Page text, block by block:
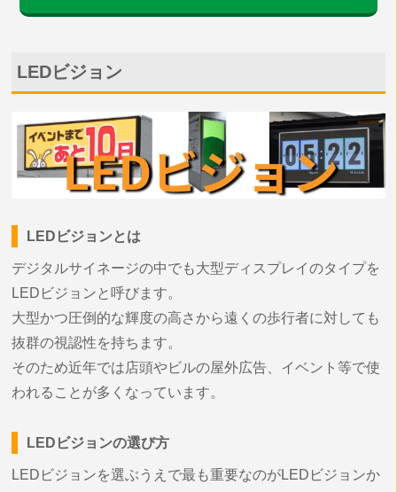
LEDビジョン
LEDビジョンとは
デジタルサイネージの中でも大型ディスプレイのタイプを
LEDビジョンと呼びます。
大型かつ圧倒的な輝度の高さから遠くの歩行者に対しても
抜群の視認性を持ちます。
そのため近年では店頭やビルの屋外広告、イベント等で使
われることが多くなっています。
LEDビジョンの選び方
LEDビジョンを選ぶうえで最も重要なのがLEDビジョンか